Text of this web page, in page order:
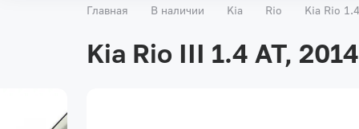
Главная В наличии Kia Rio Kia Rio
Kia Rio III 1.4 AT,